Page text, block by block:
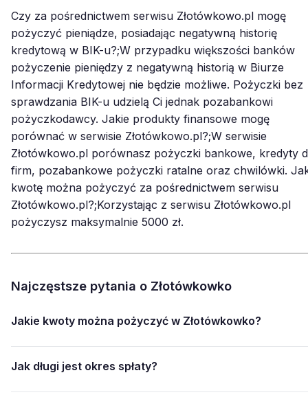
Czy za pośrednictwem serwisu Złotówkowo.pl mogę
pożyczyć pieniądze, posiadając negatywną historię
kredytową w BIK-u?;W przypadku większości banków
pożyczenie pieniędzy z negatywną historią w Biurze
Informacji Kredytowej nie będzie możliwe. Pożyczki bez
sprawdzania BIK-u udzielą Ci jednak pozabankowi
pożyczkodawcy. Jakie produkty finansowe mogę
porównać w serwisie Złotówkowo.pl?;W serwisie
Złotówkowo.pl porównasz pożyczki bankowe, kredyty
firm, pozabankowe pożyczki ratalne oraz chwilówki.
kwotę można pożyczyć za pośrednictwem serwisu
Złotówkowo.pl?;Korzystając z serwisu Złotówkowo.pl
pożyczysz maksymalnie 5000 zł.
Najczęstsze pytania o Złotówkowko
Jakie kwoty można pożyczyć w Złotówkowko?
Jak długi jest okres spłaty?